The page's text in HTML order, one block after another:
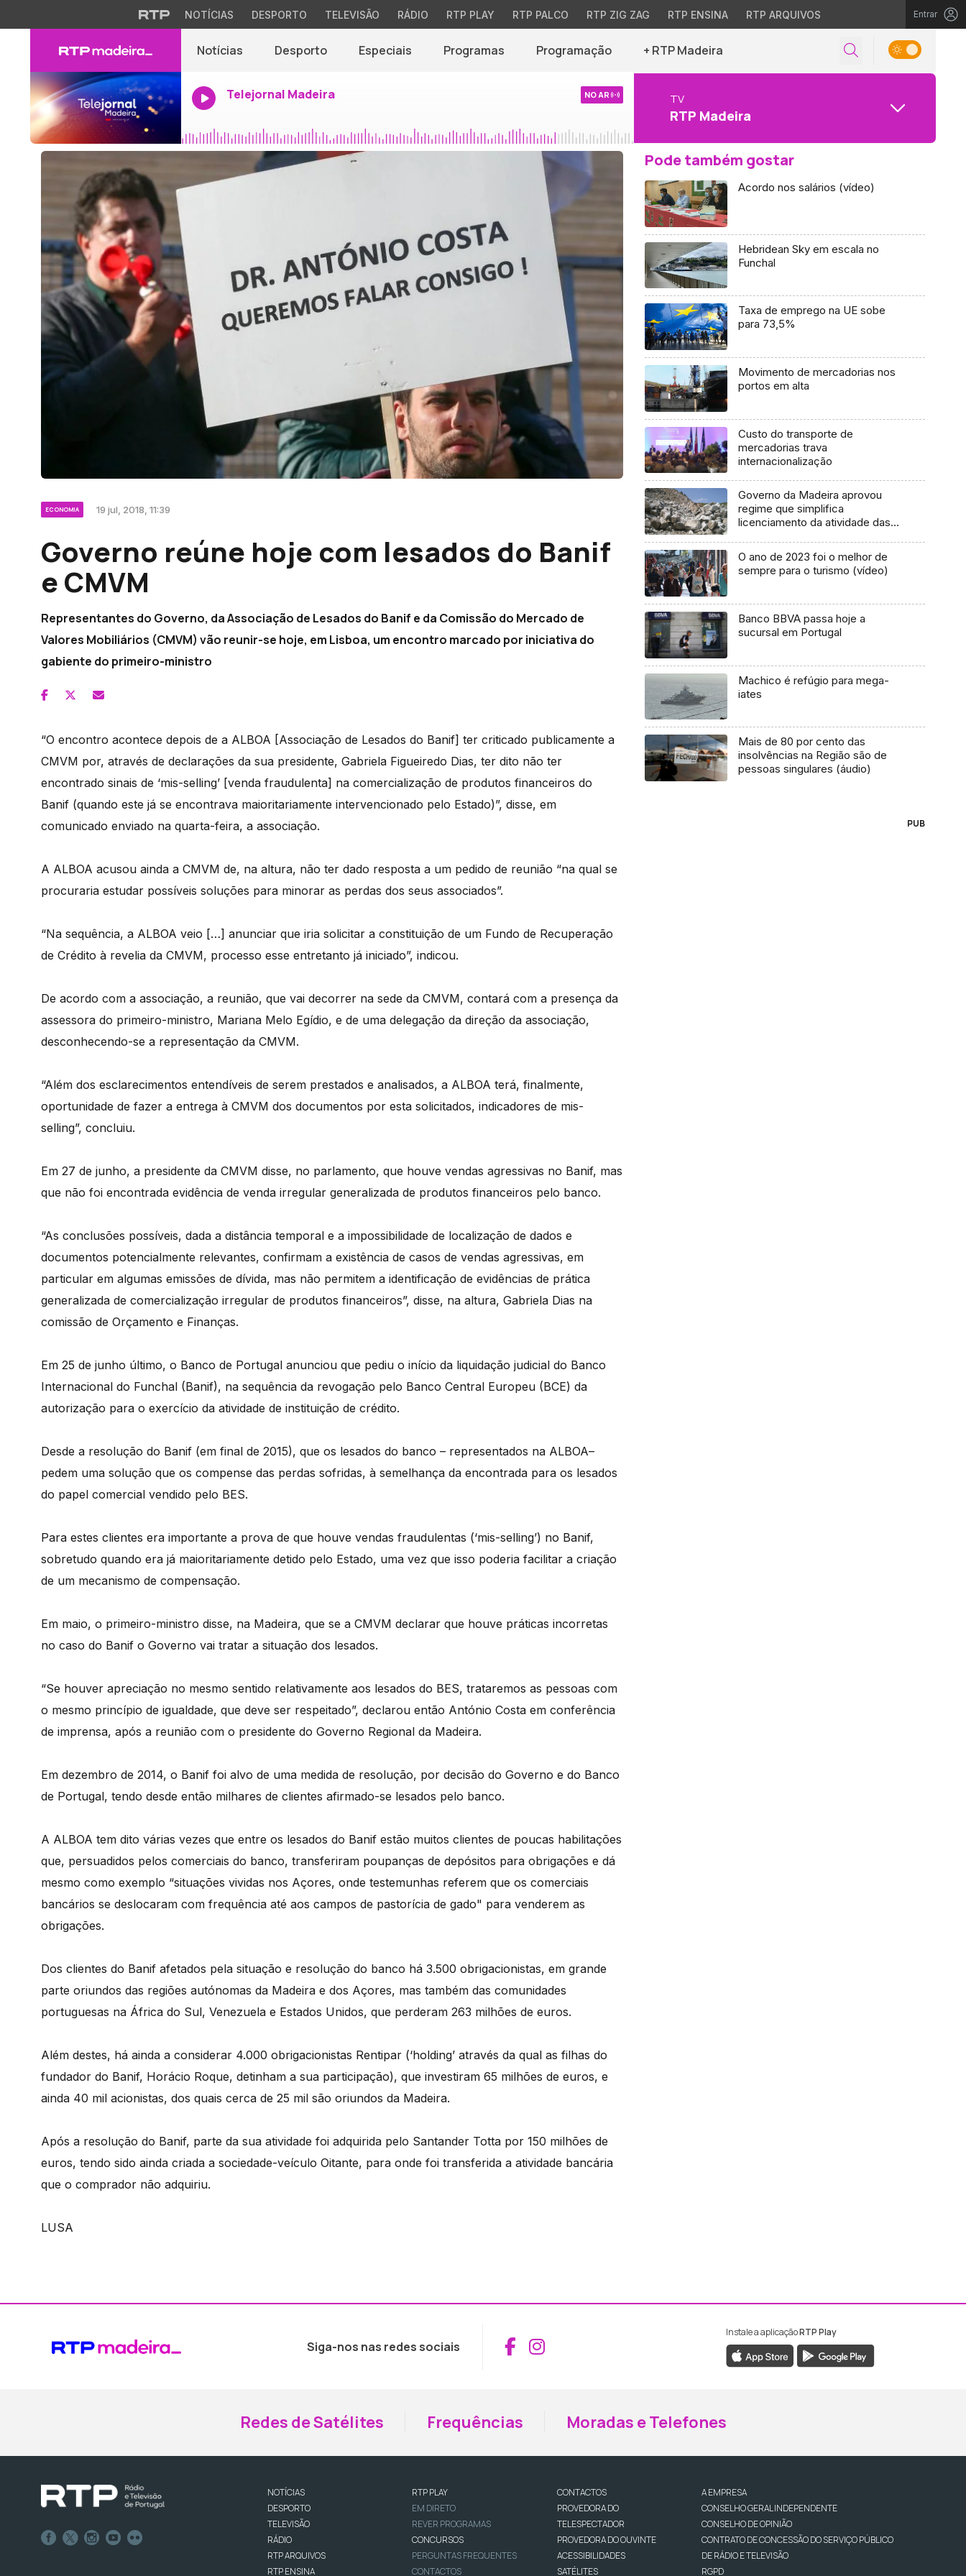
NOTÍCIAS DESPORTO TELEVISÃO RÁDIO RTP PLAY RTP PALCO RTP ZIG ZAG RTP ENSINA RTP ARQUIVOS Entrar
Notícias Desporto Especiais Programas Programação + RTP Madeira
Telejornal Madeira NO AR TV
RTP Madeira
ECONOMIA 19 jul, 2018, 11:39
Governo reúne hoje com lesados do Banif
e CMVM
Representantes do Governo, da Associação de Lesados do Banif e da Comissão do Mercado de
Valores Mobiliários (CMVM) vão reunir-se hoje, em Lisboa, um encontro marcado por iniciativa do
gabiente do primeiro-ministro
“O encontro acontece depois de a ALBOA [Associação de Lesados do Banif] ter criticado publicamente a
CMVM por, através de declarações da sua presidente, Gabriela Figueiredo Dias, ter dito não ter
encontrado sinais de ‘mis-selling’ [venda fraudulenta] na comercialização de produtos financeiros do
Banif (quando este já se encontrava maioritariamente intervencionado pelo Estado)”, disse, em
comunicado enviado na quarta-feira, a associação.
A ALBOA acusou ainda a CMVM de, na altura, não ter dado resposta a um pedido de reunião “na qual se
procuraria estudar possíveis soluções para minorar as perdas dos seus associados”.
“Na sequência, a ALBOA veio […] anunciar que iria solicitar a constituição de um Fundo de Recuperação
de Crédito à revelia da CMVM, processo esse entretanto já iniciado”, indicou.
De acordo com a associação, a reunião, que vai decorrer na sede da CMVM, contará com a presença da
assessora do primeiro-ministro, Mariana Melo Egídio, e de uma delegação da direção da associação,
desconhecendo-se a representação da CMVM.
“Além dos esclarecimentos entendíveis de serem prestados e analisados, a ALBOA terá, finalmente,
oportunidade de fazer a entrega à CMVM dos documentos por esta solicitados, indicadores de mis-
selling”, concluiu.
Em 27 de junho, a presidente da CMVM disse, no parlamento, que houve vendas agressivas no Banif, mas
que não foi encontrada evidência de venda irregular generalizada de produtos financeiros pelo banco.
“As conclusões possíveis, dada a distância temporal e a impossibilidade de localização de dados e
documentos potencialmente relevantes, confirmam a existência de casos de vendas agressivas, em
particular em algumas emissões de dívida, mas não permitem a identificação de evidências de prática
generalizada de comercialização irregular de produtos financeiros”, disse, na altura, Gabriela Dias na
comissão de Orçamento e Finanças.
Em 25 de junho último, o Banco de Portugal anunciou que pediu o início da liquidação judicial do Banco
Internacional do Funchal (Banif), na sequência da revogação pelo Banco Central Europeu (BCE) da
autorização para o exercício da atividade de instituição de crédito.
Desde a resolução do Banif (em final de 2015), que os lesados do banco – representados na ALBOA–
pedem uma solução que os compense das perdas sofridas, à semelhança da encontrada para os lesados
do papel comercial vendido pelo BES.
Para estes clientes era importante a prova de que houve vendas fraudulentas (‘mis-selling’) no Banif,
sobretudo quando era já maioritariamente detido pelo Estado, uma vez que isso poderia facilitar a criação
de um mecanismo de compensação.
Em maio, o primeiro-ministro disse, na Madeira, que se a CMVM declarar que houve práticas incorretas
no caso do Banif o Governo vai tratar a situação dos lesados.
“Se houver apreciação no mesmo sentido relativamente aos lesados do BES, trataremos as pessoas com
o mesmo princípio de igualdade, que deve ser respeitado”, declarou então António Costa em conferência
de imprensa, após a reunião com o presidente do Governo Regional da Madeira.
Em dezembro de 2014, o Banif foi alvo de uma medida de resolução, por decisão do Governo e do Banco
de Portugal, tendo desde então milhares de clientes afirmado-se lesados pelo banco.
A ALBOA tem dito várias vezes que entre os lesados do Banif estão muitos clientes de poucas habilitações
que, persuadidos pelos comerciais do banco, transferiram poupanças de depósitos para obrigações e dá
mesmo como exemplo “situações vividas nos Açores, onde testemunhas referem que os comerciais
bancários se deslocaram com frequência até aos campos de pastorícia de gado" para venderem as
obrigações.
Dos clientes do Banif afetados pela situação e resolução do banco há 3.500 obrigacionistas, em grande
parte oriundos das regiões autónomas da Madeira e dos Açores, mas também das comunidades
portuguesas na África do Sul, Venezuela e Estados Unidos, que perderam 263 milhões de euros.
Além destes, há ainda a considerar 4.000 obrigacionistas Rentipar (‘holding’ através da qual as filhas do
fundador do Banif, Horácio Roque, detinham a sua participação), que investiram 65 milhões de euros, e
ainda 40 mil acionistas, dos quais cerca de 25 mil são oriundos da Madeira.
Após a resolução do Banif, parte da sua atividade foi adquirida pelo Santander Totta por 150 milhões de
euros, tendo sido ainda criada a sociedade-veículo Oitante, para onde foi transferida a atividade bancária
que o comprador não adquiriu.
LUSA
Pode também gostar
Acordo nos salários (vídeo)
Hebridean Sky em escala no
Funchal
Taxa de emprego na UE sobe
para 73,5%
Movimento de mercadorias nos
portos em alta
Custo do transporte de
mercadorias trava
internacionalização
Governo da Madeira aprovou
regime que simplifica
licenciamento da atividade das
O ano de 2023 foi o melhor de
sempre para o turismo (vídeo)
Banco BBVA passa hoje a
sucursal em Portugal
Machico é refúgio para mega-
iates
Mais de 80 por cento das
insolvências na Região são de
pessoas singulares (áudio)
PUB
Siga-nos nas redes sociais Aceder ao Facebook da RTP Madeira
Aceder ao Instagram da RTP Madeira
Instale a aplicaçãoRTP Play
Redes de Satélites Frequências Moradas e Telefones
NOTÍCIAS
DESPORTO
TELEVISÃO
RÁDIO
RTP ARQUIVOS
RTP ENSINA
RTP PLAY
EM DIRETO
REVER PROGRAMAS
CONCURSOS
PERGUNTAS FREQUENTES
CONTACTOS
CONTACTOS
PROVEDORA DO
TELESPECTADOR
PROVEDORA DO OUVINTE
ACESSIBILIDADES
SATÉLITES
A EMPRESA
CONSELHO GERAL INDEPENDENTE
CONSELHO DE OPINIÃO
CONTRATO DE CONCESSÃO DO SERVIÇO PÚBLICO
DE RÁDIO E TELEVISÃO
RGPD